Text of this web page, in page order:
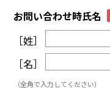
お問い合わせ時氏名
［姓］
［名］
（全角で入力してください）